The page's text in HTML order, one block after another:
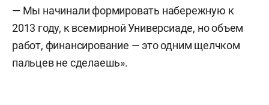
— Мы начинали формировать набережную к
2013 году, к всемирной Универсиаде, но объем
работ, финансирование — это одним щелчком
пальцев не сделаешь».